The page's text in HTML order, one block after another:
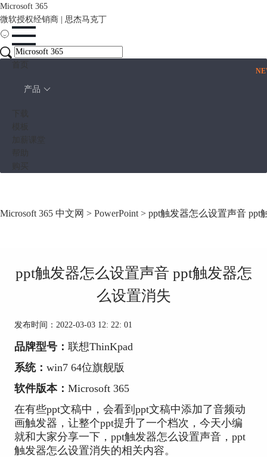
Microsoft 365
微软授权经销商 | 思杰马克丁
产品
Microsoft 365 中文网 > PowerPoint > ppt触发器怎么设置声音 ppt
ppt触发器怎么设置声音 ppt触发器怎
么设置消失
发布时间：2022-03-03 12: 22: 01
品牌型号： 联想ThinKpad
系统： win7 64位旗舰版
软件版本： Microsoft 365
在有些ppt文稿中，会看到ppt文稿中添加了音频动
画触发器，让整个ppt提升了一个档次，今天小编
就和大家分享一下，ppt触发器怎么设置声音，ppt
触发器怎么设置消失的相关内容。